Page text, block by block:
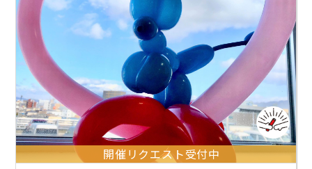
開催リクエスト受付中